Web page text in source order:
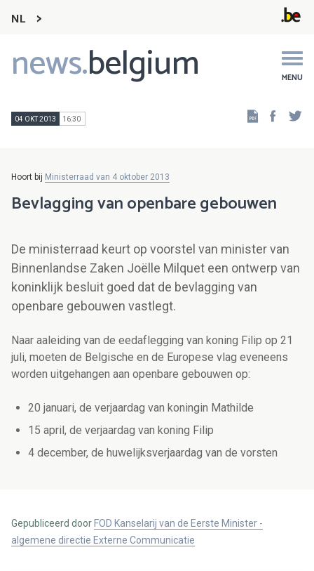
NL
news.belgium MENU
Main
navigation
04 OKT 2013 16:30
Hoort bij Ministerraad van 4 oktober 2013
Bevlagging van openbare gebouwen
De ministerraad keurt op voorstel van minister van
Binnenlandse Zaken Joëlle Milquet een ontwerp van
koninklijk besluit goed dat de bevlagging van
openbare gebouwen vastlegt.
Naar aaleiding van de eedaflegging van koning Filip op 21
juli, moeten de Belgische en de Europese vlag eveneens
worden uitgehangen aan openbare gebouwen op:
20 januari, de verjaardag van koningin Mathilde
15 april, de verjaardag van koning Filip
4 december, de huwelijksverjaardag van de vorsten
Gepubliceerd door FOD Kanselarij van de Eerste Minister -
algemene directie Externe Communicatie